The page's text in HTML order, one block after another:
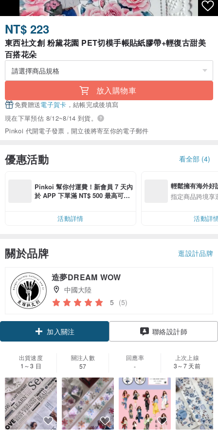
NT$ 223
東西社文創 粉黛花園 PET切模手帳貼紙膠帶+輕復古甜美
百搭花朵
放入購物車
免費贈送電子賀卡 ，結帳完成後填寫
現在下單預估 8/12~8/14 到貨。
Pinkoi 代開電子發票，開立後將寄至你的電子郵件
優惠活動 看全部 (4)
Pinkoi 幫你付運費！新會員 7 天內
於 APP 下單滿 NT$ 500 最高可折
活動詳情
輕鬆擁有海外好
指定商品跨境享
活動詳
關於品牌 逛設計品牌
造夢DREAM WOW
中國大陸
5 (5)
加入關注 聯絡設計師
出貨速度
1～3 日
關注人數
57
回應率
-
上次上線
3～7 天前